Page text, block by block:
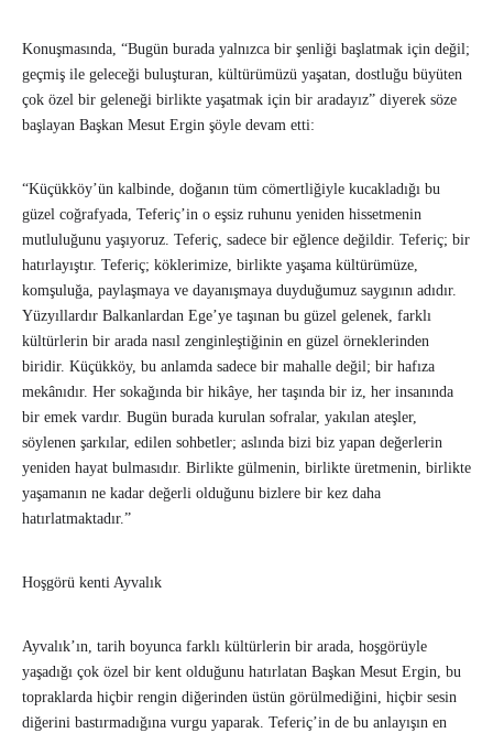
Konuşmasında, “Bugün burada yalnızca bir şenliği başlatmak için değil;
geçmiş ile geleceği buluşturan, kültürümüzü yaşatan, dostluğu büyüten
çok özel bir geleneği birlikte yaşatmak için bir aradayız” diyerek söze
başlayan Başkan Mesut Ergin şöyle devam etti:
“Küçükköy’ün kalbinde, doğanın tüm cömertliğiyle kucakladığı bu
güzel coğrafyada, Teferiç’in o eşsiz ruhunu yeniden hissetmenin
mutluluğunu yaşıyoruz. Teferiç, sadece bir eğlence değildir. Teferiç; bir
hatırlayıştır. Teferiç; köklerimize, birlikte yaşama kültürümüze,
komşuluğa, paylaşmaya ve dayanışmaya duyduğumuz saygının adıdır.
Yüzyıllardır Balkanlardan Ege’ye taşınan bu güzel gelenek, farklı
kültürlerin bir arada nasıl zenginleştiğinin en güzel örneklerinden
biridir. Küçükköy, bu anlamda sadece bir mahalle değil; bir hafıza
mekânıdır. Her sokağında bir hikâye, her taşında bir iz, her insanında
bir emek vardır. Bugün burada kurulan sofralar, yakılan ateşler,
söylenen şarkılar, edilen sohbetler; aslında bizi biz yapan değerlerin
yeniden hayat bulmasıdır. Birlikte gülmenin, birlikte üretmenin, birlikte
yaşamanın ne kadar değerli olduğunu bizlere bir kez daha
hatırlatmaktadır.”
Hoşgörü kenti Ayvalık
Ayvalık’ın, tarih boyunca farklı kültürlerin bir arada, hoşgörüyle
yaşadığı çok özel bir kent olduğunu hatırlatan Başkan Mesut Ergin, bu
topraklarda hiçbir rengin diğerinden üstün görülmediğini, hiçbir sesin
diğerini bastırmadığına vurgu yaparak. Teferiç’in de bu anlayışın en